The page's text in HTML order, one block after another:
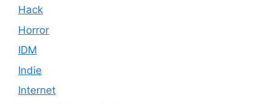
Hack
Horror
IDM
Indie
Internet